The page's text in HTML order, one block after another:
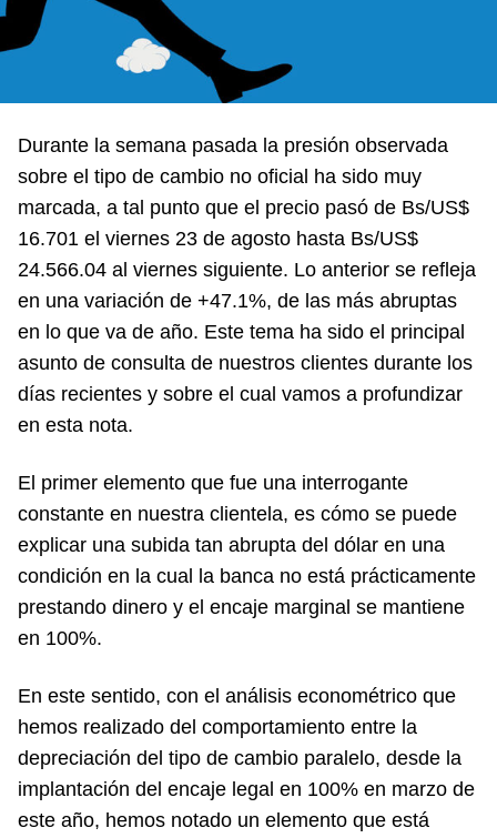
Durante la semana pasada la presión observada
sobre el tipo de cambio no oficial ha sido muy
marcada, a tal punto que el precio pasó de Bs/US$
16.701 el viernes 23 de agosto hasta Bs/US$
24.566.04 al viernes siguiente. Lo anterior se refleja
en una variación de +47.1%, de las más abruptas
en lo que va de año. Este tema ha sido el principal
asunto de consulta de nuestros clientes durante los
días recientes y sobre el cual vamos a profundizar
en esta nota.
El primer elemento que fue una interrogante
constante en nuestra clientela, es cómo se puede
explicar una subida tan abrupta del dólar en una
condición en la cual la banca no está prácticamente
prestando dinero y el encaje marginal se mantiene
en 100%.
En este sentido, con el análisis econométrico que
hemos realizado del comportamiento entre la
depreciación del tipo de cambio paralelo, desde la
implantación del encaje legal en 100% en marzo de
este año, hemos notado un elemento que está